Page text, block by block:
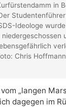
in
Ideologe
niedergeschossen
Chris
„langen
dagegen im